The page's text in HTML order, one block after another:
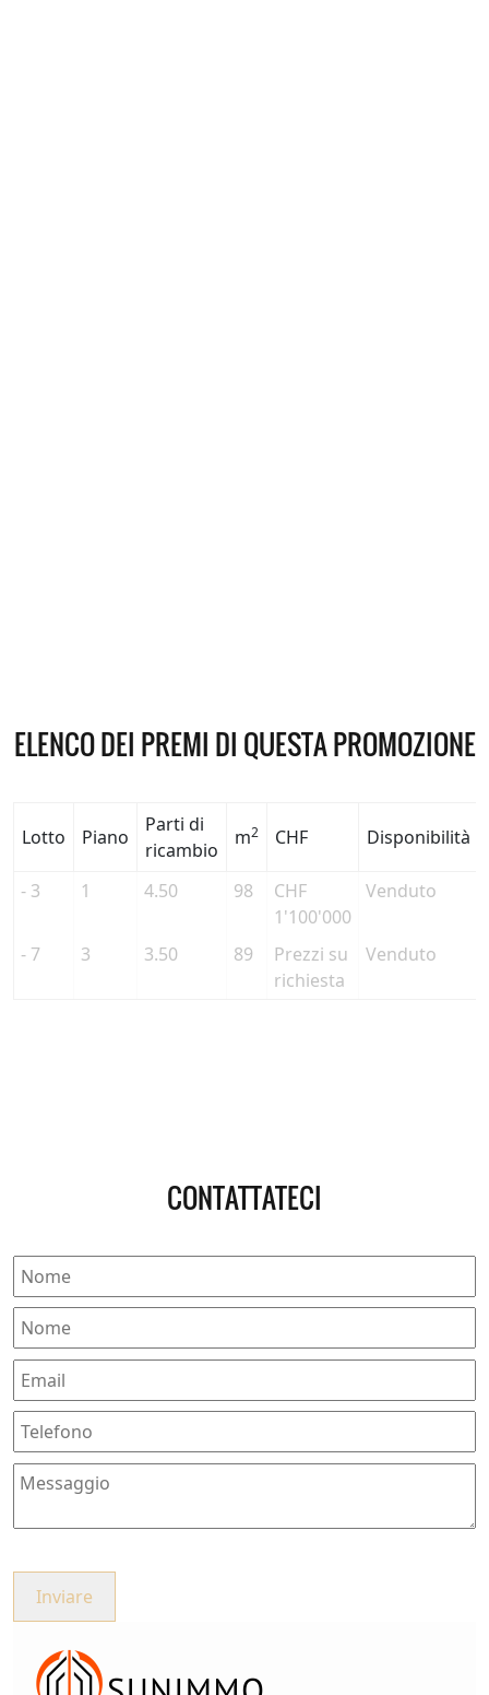
ELENCO DEI PREMI DI QUESTA PROMOZIONE
Lotto Piano
Parti di
ricambio
m2 CHF Disponibilità
- 3 1 4.50 98
CHF
1'100'000
Venduto
- 7 3 3.50 89
Prezzi su
richiesta
Venduto
CONTATTATECI